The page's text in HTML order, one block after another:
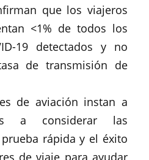
que los viajeros
<1% de todos los
19 detectados y no
de transmisión de
de aviación instan a
a considerar las
rápida y el éxito